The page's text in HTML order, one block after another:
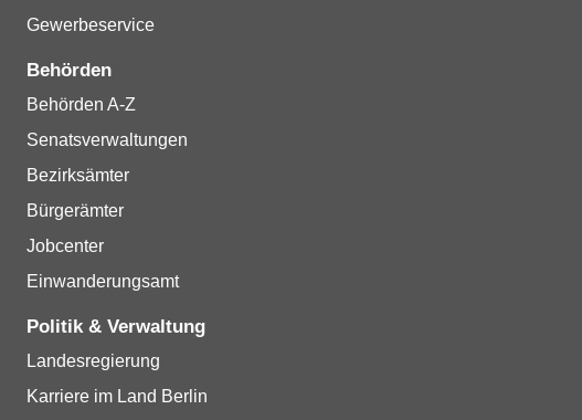
Gewerbeservice
Behörden
Behörden A-Z
Senatsverwaltungen
Bezirksämter
Bürgerämter
Jobcenter
Einwanderungsamt
Politik & Verwaltung
Landesregierung
Karriere im Land Berlin